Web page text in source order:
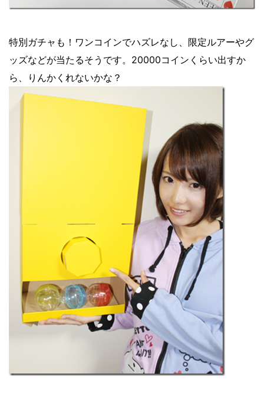
特別ガチャも！ワンコインでハズレなし、限定ルアーやグ
ッズなどが当たるそうです。20000コインくらい出すか
ら、りんかくれないかな？